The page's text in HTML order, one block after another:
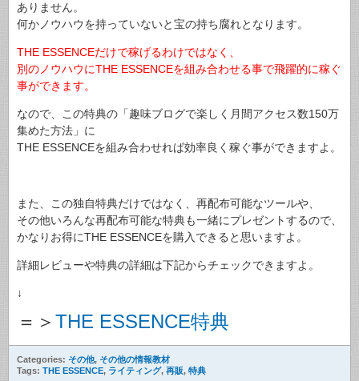
ありません。
何かノウハウを持っていないと宝の持ち腐れとなります。
THE ESSENCEだけで稼げるわけではなく、
別のノウハウにTHE ESSENCEを組み合わせる事で飛躍的に稼ぐ
事ができます。
なので、この特典の「趣味ブログで楽しく月間アクセス数150万
集めた方法」に
THE ESSENCEを組み合わせれば効率良く稼ぐ事ができますよ。
また、この独自特典だけではなく、再配布可能なツールや、
その他いろんな再配布可能な特典も一緒にプレゼントするので、
かなりお得にTHE ESSENCEを購入できると思いますよ。
詳細レビューや特典の詳細は下記からチェックできますよ。
↓
＝＞ THE ESSENCE特典
Categories: その他, その他の情報教材
Tags: THE ESSENCE, ライティング, 再販, 特典